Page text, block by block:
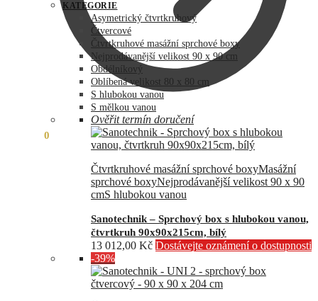
0
KATEGORIE
Asymetrický čtvrtkruhový
Čtvercové
Čtvrtkruhové masážní sprchové boxy
Nejprodávanější velikost 90 x 90 cm
Obdélníkový
Oblíbená velikost 80 x 80 cm
S hlubokou vanou
S mělkou vanou
Ověřit termín doručení
Čtvrtkruhové masážní sprchové boxyMasážní
sprchové boxyNejprodávanější velikost 90 x 90
cmS hlubokou vanou
Sanotechnik – Sprchový box s hlubokou vanou,
čtvrtkruh 90x90x215cm, bílý
13 012,00 Kč Dostávejte oznámení o dostupnosti
-39%